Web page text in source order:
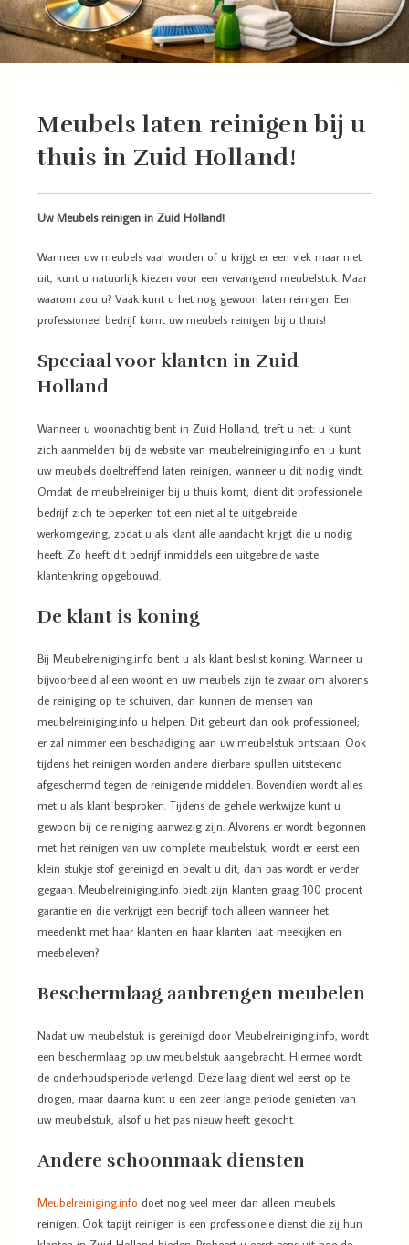
Meubels laten reinigen bij u
thuis in Zuid Holland!
Uw Meubels reinigen in Zuid Holland!
Wanneer uw meubels vaal worden of u krijgt er een vlek maar niet
uit, kunt u natuurlijk kiezen voor een vervangend meubelstuk. Maar
waarom zou u? Vaak kunt u het nog gewoon laten reinigen. Een
professioneel bedrijf komt uw meubels reinigen bij u thuis!
Speciaal voor klanten in Zuid
Holland
Wanneer u woonachtig bent in Zuid Holland, treft u het: u kunt
zich aanmelden bij de website van meubelreiniging.info en u kunt
uw meubels doeltreffend laten reinigen, wanneer u dit nodig vindt.
Omdat de meubelreiniger bij u thuis komt, dient dit professionele
bedrijf zich te beperken tot een niet al te uitgebreide
werkomgeving, zodat u als klant alle aandacht krijgt die u nodig
heeft. Zo heeft dit bedrijf inmiddels een uitgebreide vaste
klantenkring opgebouwd.
De klant is koning
Bij Meubelreiniging.info bent u als klant beslist koning. Wanneer u
bijvoorbeeld alleen woont en uw meubels zijn te zwaar om alvorens
de reiniging op te schuiven, dan kunnen de mensen van
meubelreiniging.info u helpen. Dit gebeurt dan ook professioneel;
er zal nimmer een beschadiging aan uw meubelstuk ontstaan. Ook
tijdens het reinigen worden andere dierbare spullen uitstekend
afgeschermd tegen de reinigende middelen. Bovendien wordt alles
met u als klant besproken. Tijdens de gehele werkwijze kunt u
gewoon bij de reiniging aanwezig zijn. Alvorens er wordt begonnen
met het reinigen van uw complete meubelstuk, wordt er eerst een
klein stukje stof gereinigd en bevalt u dit, dan pas wordt er verder
gegaan. Meubelreiniging.info biedt zijn klanten graag 100 procent
garantie en die verkrijgt een bedrijf toch alleen wanneer het
meedenkt met haar klanten en haar klanten laat meekijken en
meebeleven?
Beschermlaag aanbrengen meubelen
Nadat uw meubelstuk is gereinigd door Meubelreiniging.info, wordt
een beschermlaag op uw meubelstuk aangebracht. Hiermee wordt
de onderhoudsperiode verlengd. Deze laag dient wel eerst op te
drogen, maar daarna kunt u een zeer lange periode genieten van
uw meubelstuk, alsof u het pas nieuw heeft gekocht.
Andere schoonmaak diensten
Meubelreiniging.info doet nog veel meer dan alleen meubels
reinigen. Ook tapijt reinigen is een professionele dienst die zij hun